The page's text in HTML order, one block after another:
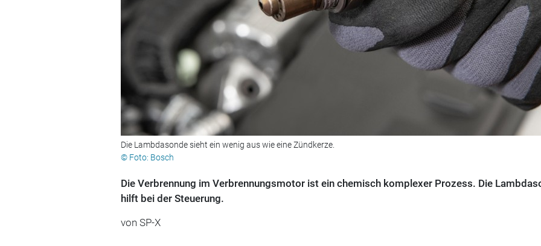
Die Lambdasonde sieht ein wenig aus wie eine Zündkerze.
© Foto: Bosch
Die Verbrennung im Verbrennungsmotor ist ein chemisch komplexer Prozess. Die
hilft bei der Steuerung.
von SP-X